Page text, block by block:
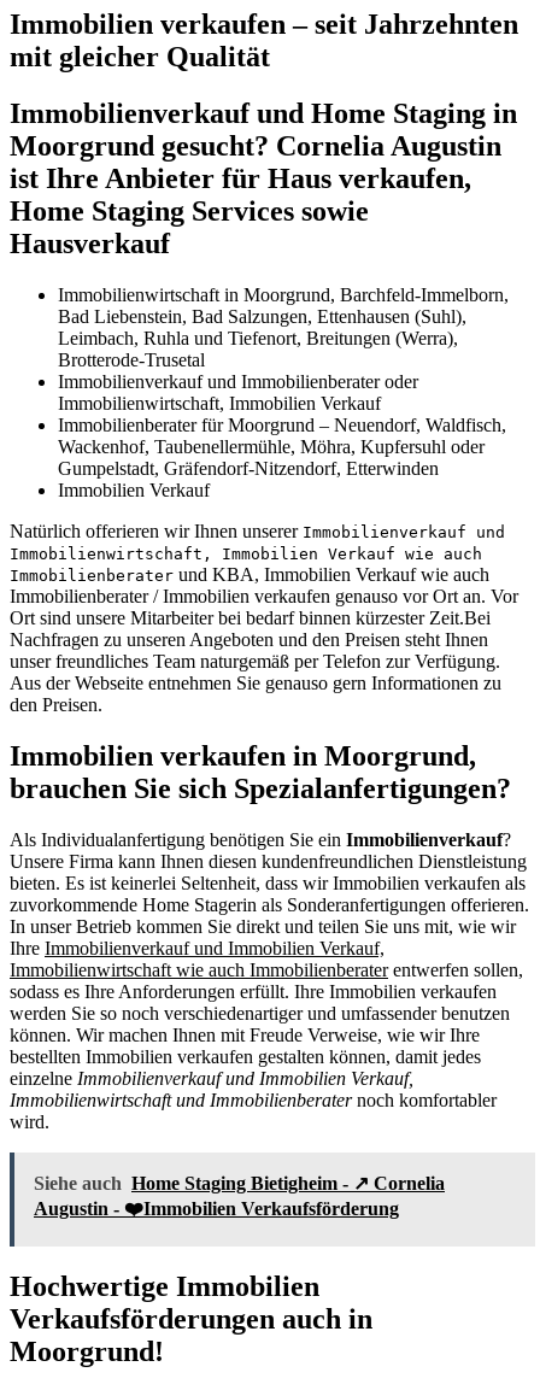
Immobilien verkaufen – seit Jahrzehnten
mit gleicher Qualität
Immobilienverkauf und Home Staging in
Moorgrund gesucht? Cornelia Augustin
ist Ihre Anbieter für Haus verkaufen,
Home Staging Services sowie
Hausverkauf
Immobilienwirtschaft in Moorgrund, Barchfeld-Immelborn,
Bad Liebenstein, Bad Salzungen, Ettenhausen (Suhl),
Leimbach, Ruhla und Tiefenort, Breitungen (Werra),
Brotterode-Trusetal
Immobilienverkauf und Immobilienberater oder
Immobilienwirtschaft, Immobilien Verkauf
Immobilienberater für Moorgrund – Neuendorf, Waldfisch,
Wackenhof, Taubenellermühle, Möhra, Kupfersuhl oder
Gumpelstadt, Gräfendorf-Nitzendorf, Etterwinden
Immobilien Verkauf
Natürlich offerieren wir Ihnen unserer Immobilienverkauf und
Immobilienwirtschaft, Immobilien Verkauf wie auch
Immobilienberater und KBA, Immobilien Verkauf wie auch
Immobilienberater / Immobilien verkaufen genauso vor Ort an. Vor
Ort sind unsere Mitarbeiter bei bedarf binnen kürzester Zeit.Bei
Nachfragen zu unseren Angeboten und den Preisen steht Ihnen
unser freundliches Team naturgemäß per Telefon zur Verfügung.
Aus der Webseite entnehmen Sie genauso gern Informationen zu
den Preisen.
Immobilien verkaufen in Moorgrund,
brauchen Sie sich Spezialanfertigungen?
Als Individualanfertigung benötigen Sie ein Immobilienverkauf?
Unsere Firma kann Ihnen diesen kundenfreundlichen Dienstleistung
bieten. Es ist keinerlei Seltenheit, dass wir Immobilien verkaufen als
zuvorkommende Home Stagerin als Sonderanfertigungen offerieren.
In unser Betrieb kommen Sie direkt und teilen Sie uns mit, wie wir
Ihre Immobilienverkauf und Immobilien Verkauf,
Immobilienwirtschaft wie auch Immobilienberaterentwerfen sollen,
sodass es Ihre Anforderungen erfüllt. Ihre Immobilien verkaufen
werden Sie so noch verschiedenartiger und umfassender benutzen
können. Wir machen Ihnen mit Freude Verweise, wie wir Ihre
bestellten Immobilien verkaufen gestalten können, damit jedes
einzelne Immobilienverkauf und Immobilien Verkauf,
Immobilienwirtschaft und Immobilienberaternoch komfortabler
wird.
Siehe auch Home Staging Bietigheim - ↗️ Cornelia
Augustin - ❤️Immobilien Verkaufsförderung
Hochwertige Immobilien
Verkaufsförderungen auch in
Moorgrund!